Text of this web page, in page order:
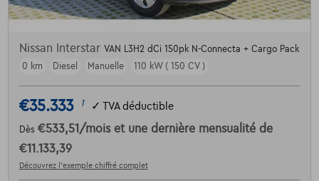
Nissan Interstar VAN L3H2 dCi 150pk N-Connecta + Cargo Pack
0 km
Diesel Manuelle 110 kW ( 150 CV )
€35.333 1 ✓ TVA déductible
Dès €533,51 /mois et une dernière mensualité de
€11.133,39
Découvrez l’exemple chiffré complet